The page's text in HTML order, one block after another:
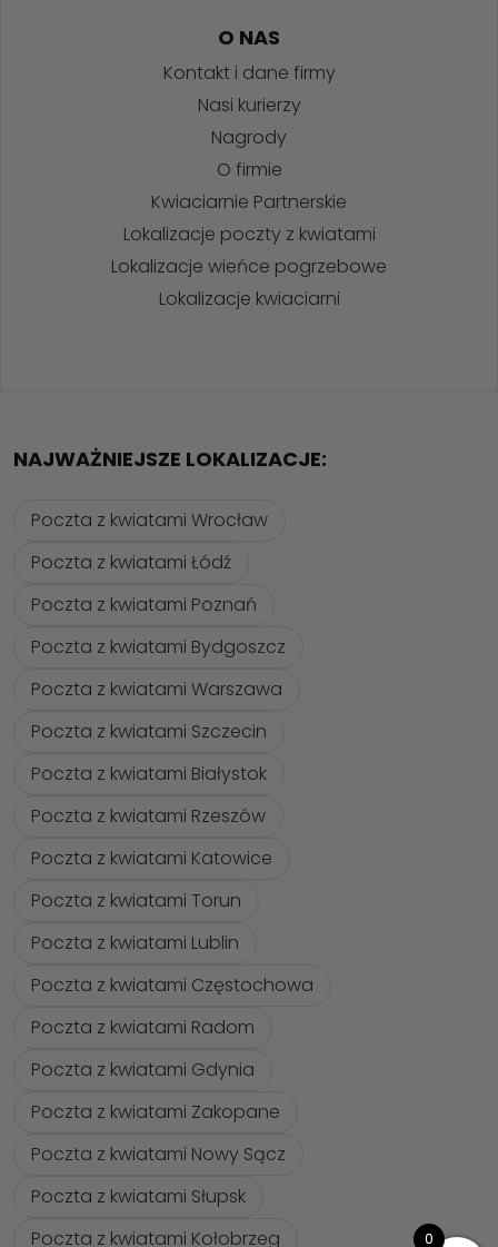
O NAS
Kontakt i dane firmy
Nasi kurierzy
Nagrody
O firmie
Kwiaciarnie Partnerskie
Lokalizacje poczty z kwiatami
Lokalizacje wieńce pogrzebowe
Lokalizacje kwiaciarni
NAJWAŻNIEJSZE LOKALIZACJE:
Poczta z kwiatami Wrocław
Poczta z kwiatami Łódź
Poczta z kwiatami Poznań
Poczta z kwiatami Bydgoszcz
Poczta z kwiatami Warszawa
Poczta z kwiatami Szczecin
Poczta z kwiatami Białystok
Poczta z kwiatami Rzeszów
Poczta z kwiatami Katowice
Poczta z kwiatami Torun
Poczta z kwiatami Lublin
Poczta z kwiatami Częstochowa
Poczta z kwiatami Radom
Poczta z kwiatami Gdynia
Poczta z kwiatami Zakopane
Poczta z kwiatami Nowy Sącz
Poczta z kwiatami Słupsk
Poczta z kwiatami Kołobrzeg
0